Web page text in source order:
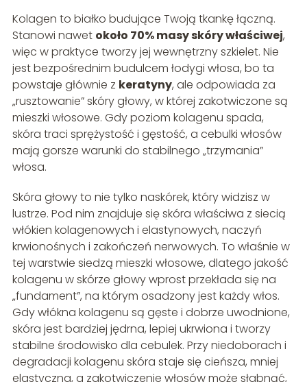
Kolagen to białko budujące Twoją tkankę łączną.
Stanowi nawet około 70% masy skóry właściwej,
więc w praktyce tworzy jej wewnętrzny szkielet. Nie
jest bezpośrednim budulcem łodygi włosa, bo ta
powstaje głównie z keratyny, ale odpowiada za
„rusztowanie” skóry głowy, w której zakotwiczone są
mieszki włosowe. Gdy poziom kolagenu spada,
skóra traci sprężystość i gęstość, a cebulki włosów
mają gorsze warunki do stabilnego „trzymania”
włosa.
Skóra głowy to nie tylko naskórek, który widzisz w
lustrze. Pod nim znajduje się skóra właściwa z siecią
włókien kolagenowych i elastynowych, naczyń
krwionośnych i zakończeń nerwowych. To właśnie w
tej warstwie siedzą mieszki włosowe, dlatego jakość
kolagenu w skórze głowy wprost przekłada się na
„fundament”, na którym osadzony jest każdy włos.
Gdy włókna kolagenu są gęste i dobrze uwodnione,
skóra jest bardziej jędrna, lepiej ukrwiona i tworzy
stabilne środowisko dla cebulek. Przy niedoborach i
degradacji kolagenu skóra staje się cieńsza, mniej
elastyczna, a zakotwiczenie włosów może słabnąć,